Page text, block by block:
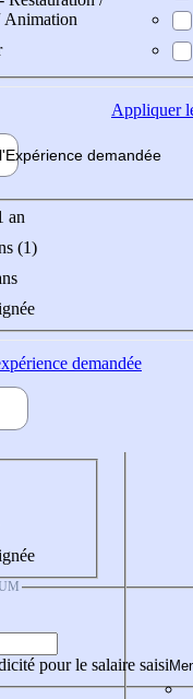
Animation
Appliquer
Expérience demandée
an
(1)
demandée
pour le salaire saisi